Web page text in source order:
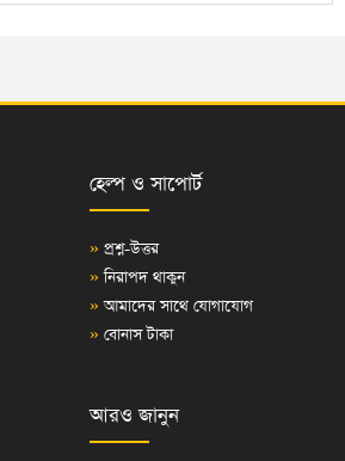
হেল্প ও সাপোর্ট
» প্রশ্ন-উত্তর
» নিরাপদ থাকুন
» আমাদের সাথে যোগাযোগ
» বোনাস টাকা
আরও জানুন